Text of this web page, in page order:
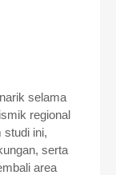
selama
regional
studi ini,
serta
area